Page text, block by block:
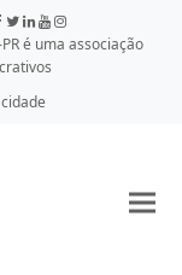
é uma associação